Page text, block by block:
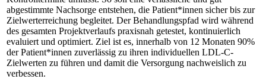
abgestimmte Nachsorge entstehen, die Patient*innen sicher bis zur
Zielwerterreichung begleitet. Der Behandlungspfad wird während
des gesamten Projektverlaufs praxisnah getestet, kontinuierlich
evaluiert und optimiert. Ziel ist es, innerhalb von 12 Monaten 90%
der Patient*innen zuverlässig zu ihren individuellen LDL-C-
Zielwerten zu führen und damit die Versorgung nachweislich zu
verbessen.